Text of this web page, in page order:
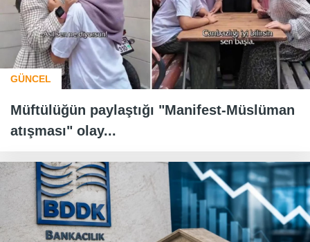
GÜNCEL
Müftülüğün paylaştığı "Manifest-Müslüman
atışması" olay...